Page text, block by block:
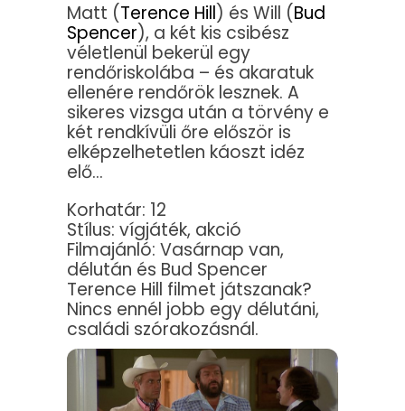
Matt (Terence Hill) és Will (Bud
Spencer), a két kis csibész
véletlenül bekerül egy
rendőriskolába – és akaratuk
ellenére rendőrök lesznek. A
sikeres vizsga után a törvény e
két rendkívüli őre először is
elképzelhetetlen káoszt idéz
elő…
Korhatár: 12
Stílus: vígjáték, akció
Filmajánló: Vasárnap van,
délután és Bud Spencer
Terence Hill filmet játszanak?
Nincs ennél jobb egy délutáni,
családi szórakozásnál.